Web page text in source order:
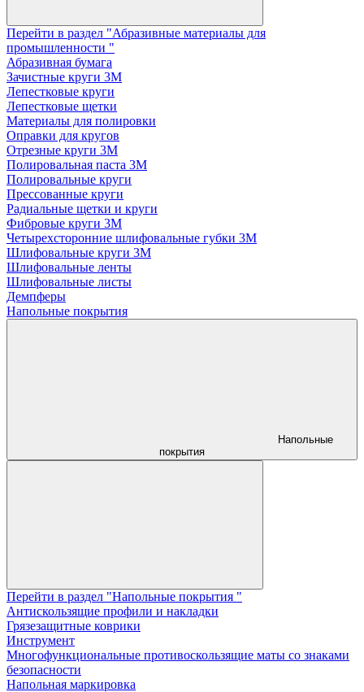
Перейти в раздел "Абразивные материалы для
промышленности "
Абразивная бумага
Зачистные круги 3М
Лепестковые круги
Лепестковые щетки
Материалы для полировки
Оправки для кругов
Отрезные круги 3М
Полировальная паста 3М
Полировальные круги
Прессованные круги
Радиальные щетки и круги
Фибровые круги 3М
Четырехсторонние шлифовальные губки 3M
Шлифовальные круги 3М
Шлифовальные ленты
Шлифовальные листы
Демпферы
Напольные покрытия
Напольные
покрытия
Перейти в раздел "Напольные покрытия "
Aнтискользящие профили и накладки
Грязезащитные коврики
Инструмент
Многофункциональные противоскользящие маты со знаками
безопасности
Напольная маркировка